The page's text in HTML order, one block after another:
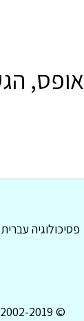
אופס,
פסיכולוגיה עברית
© 2002-2019 כל הזכויות שמורות לפסיכולוגיה עברית